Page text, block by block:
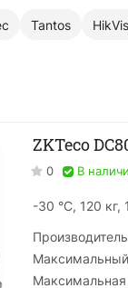
Tantos
ZKTeco
0 В
-30 °С, 120 кг,
Производитель